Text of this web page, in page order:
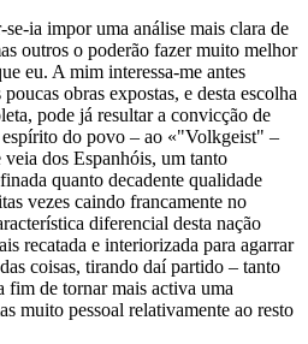
ia impor uma análise mais clara de
outros o poderão fazer muito melhor
eu. A mim interessa-me antes
obras expostas, e desta escolha
pode já resultar a convicção de
do povo – ao «"Volkgeist" –
dos Espanhóis, um tanto
quanto decadente qualidade
vezes caindo francamente no
diferencial desta nação
recatada e interiorizada para agarrar
coisas, tirando daí partido – tanto
fim de tornar mais activa uma
muito pessoal relativamente ao resto